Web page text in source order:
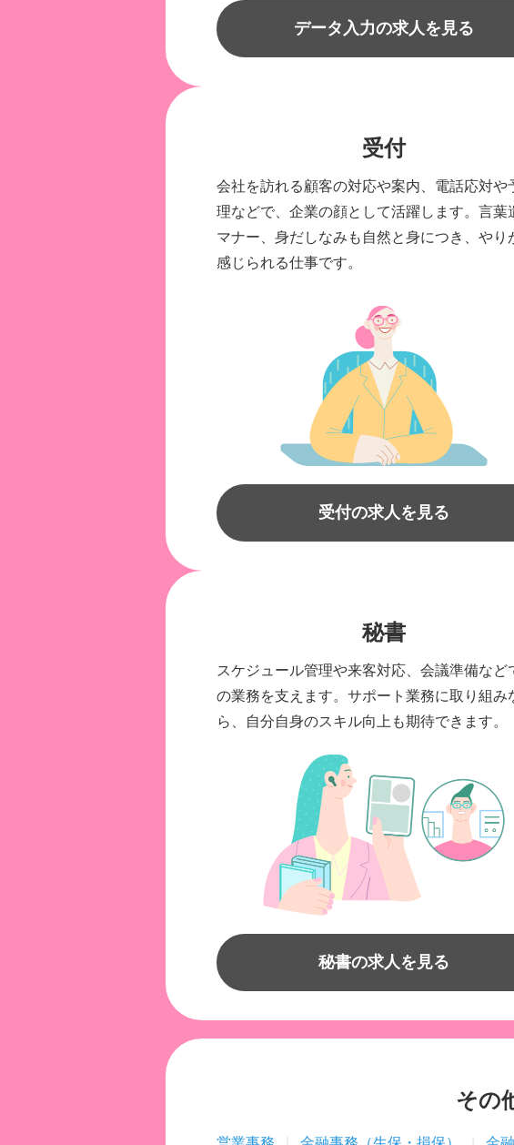
データ入力の求人を見る
受付
会社を訪れる顧客の対応や案内、電話応対や
理などで、企業の顔として活躍します。言葉
マナー、身だしなみも自然と身につき、やり
感じられる仕事です。
受付の求人を見る
秘書
スケジュール管理や来客対応、会議準備など
の業務を支えます。サポート業務に取り組み
ら、自分自身のスキル向上も期待できます。
秘書の求人を見る
その